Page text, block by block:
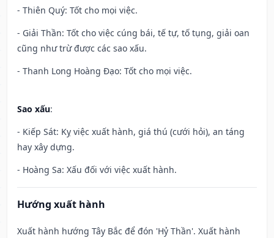
- Thiên Quý: Tốt cho mọi việc.
- Giải Thần: Tốt cho việc cúng bái, tế tự, tố tụng, giải oan
cũng như trừ được các sao xấu.
- Thanh Long Hoàng Đạo: Tốt cho mọi việc.
Sao xấu:
- Kiếp Sát: Kỵ việc xuất hành, giá thú (cưới hỏi), an táng
hay xây dựng.
- Hoàng Sa: Xấu đối với việc xuất hành.
Hướng xuất hành
Xuất hành hướng Tây Bắc để đón 'Hỷ Thần'. Xuất hành